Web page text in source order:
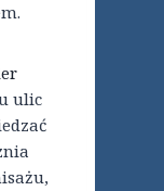
ulic